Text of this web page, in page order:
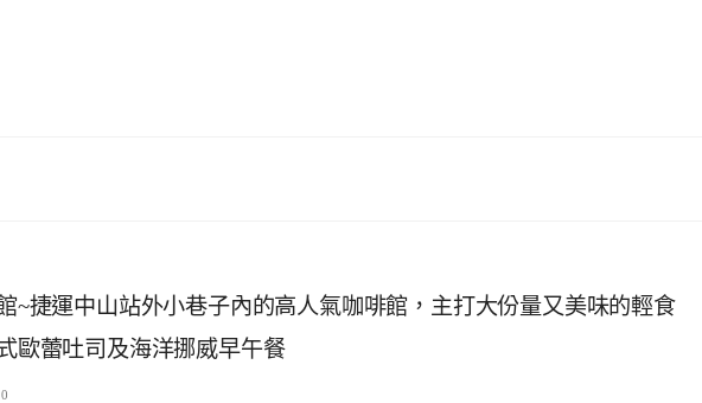
~捷運中山站外小巷子內的高人氣咖啡館，主打大份量又美味的輕食
歐蕾吐司及海洋挪威早午餐